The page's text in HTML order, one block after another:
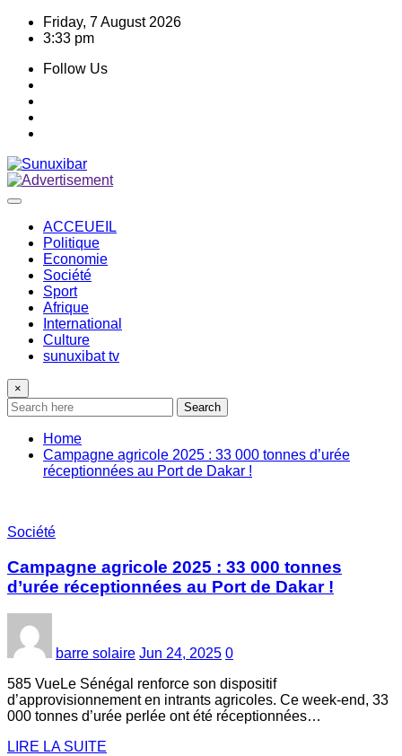
Skip
Friday, 7 August 2026
3:33 pm
Follow Us
ACCEUEIL
Politique
Economie
Société
Sport
Afrique
International
Culture
sunuxibat tv
×
Search
Home
Campagne agricole 2025 : 33 000 tonnes d’urée
réceptionnées au Port de Dakar !
Société
Campagne agricole 2025 : 33 000 tonnes
d’urée réceptionnées au Port de Dakar !
barre solaire Jun 24, 2025 0
585 VueLe Sénégal renforce son dispositif
d’approvisionnement en intrants agricoles. Ce week-end, 33
000 tonnes d’urée perlée ont été réceptionnées…
LIRE LA SUITE